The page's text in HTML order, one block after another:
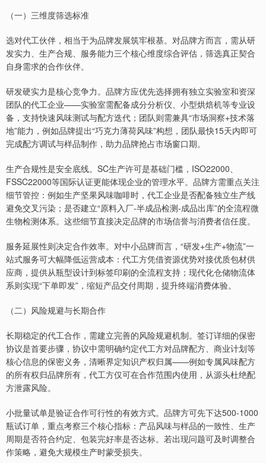
（一）三维度筛选标准
选对代工伙伴，相当于为品牌发展筑牢根基。对品牌方而言，需从研
发实力、生产合规、服务能力三个核心维度综合评估，筛选真正契合
自身需求的合作伙伴。
研发硬实力是核心竞争力。品牌方应优先选择拥有独立实验室和资深
团队的代工企业——实验室需配备成分分析仪、小型烘焙机等专业设
备，支持快速风味测试与配方迭代；团队则需兼具“市场洞察+技术落
地”能力，例如品牌提出“巧克力薄荷风味”构想，团队最快15天内即可
完成配方调试与样品制作，助力品牌抢占市场窗口期。
生产合规性是安全底线。SC生产许可是基础门槛，ISO22000、
FSSC22000等国际认证更能体现企业的管理水平。品牌方需重点关注
细节管控：例如生产坚果风味咖啡时，代工企业是否配备独立生产线
避免交叉污染；是否建立“原料入厂-半成品检测-成品出库”的全流程微
生物检测体系。这些细节直接决定品牌的市场信誉与消费者信任度。
服务延展性则决定合作效率。对中小品牌而言，“研发+生产+物流”一
站式服务可大幅降低运营成本：代工方凭借资源优势对接优质包材供
应商，提供从瓶型设计到标签印刷的全流程支持；现代化仓储物流体
系则实现“下单即发”，缩短产品交付周期，提升终端消费体验。
（二）风险规避与长期合作
长期稳定的代工合作，需建立完善的风险规避机制。签订详细的保密
协议是首要步骤，协议中需明确约定代工方对品牌配方、商业计划等
核心信息的保密义务，清晰界定知识产权归属——例如专属风味配方
的所有权归品牌所有，代工方仅可在合作范围内使用，从源头杜绝配
方泄露风险。
小批量试单是验证合作可行性的有效方式。品牌方可先下达500-1000
瓶试订单，重点考察三个核心指标：产品风味与样品的一致性、生产
周期是否符合约定、包装完好率是否达标。若出现问题可及时调整合
作策略，避免大规模生产时蒙受损失。